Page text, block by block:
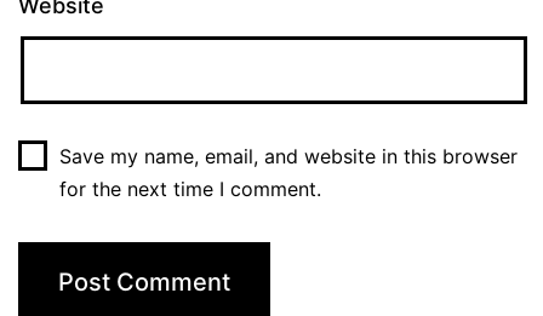
Website
Save my name, email, and website in this browser
for the next time I comment.